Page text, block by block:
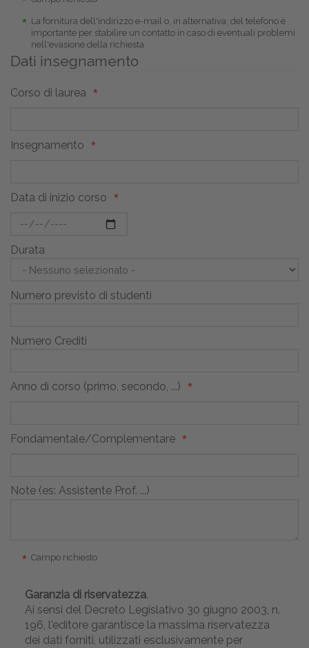
La fornitura dell'indirizzo e-mail o, in alternativa, del telefono è
importante per stabilire un contatto in caso di eventuali problemi
nell'evasione della richiesta
Dati insegnamento
Corso di laurea
Insegnamento
Data di inizio corso
Durata
Numero previsto di studenti
Numero Crediti
Anno di corso (primo, secondo, ...)
Fondamentale/Complementare
Note (es: Assistente Prof. ...)
Campo richiesto
Garanzia di riservatezza.
Ai sensi del Decreto Legislativo 30 giugno 2003, n.
196, l'editore garantisce la massima riservatezza
dei dati forniti, utilizzati esclusivamente per